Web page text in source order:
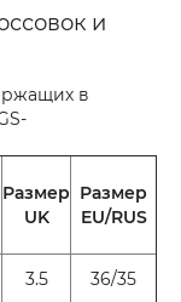
и
в
Размер
UK
Размер
EU/RUS
3.5
36/35